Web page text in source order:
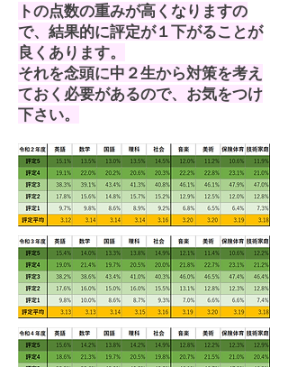
トの点数の重みが高くなりますの
で、結果的に評定が１下がることが
良くあります。
それを念頭に中２生から対策を考え
ておく必要があるので、お気をつけ
下さい。